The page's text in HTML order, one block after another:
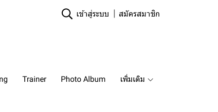
เข้าสู่ระบบ สมัครสมาชิก
Trainer Photo Album เพิ่มเติม